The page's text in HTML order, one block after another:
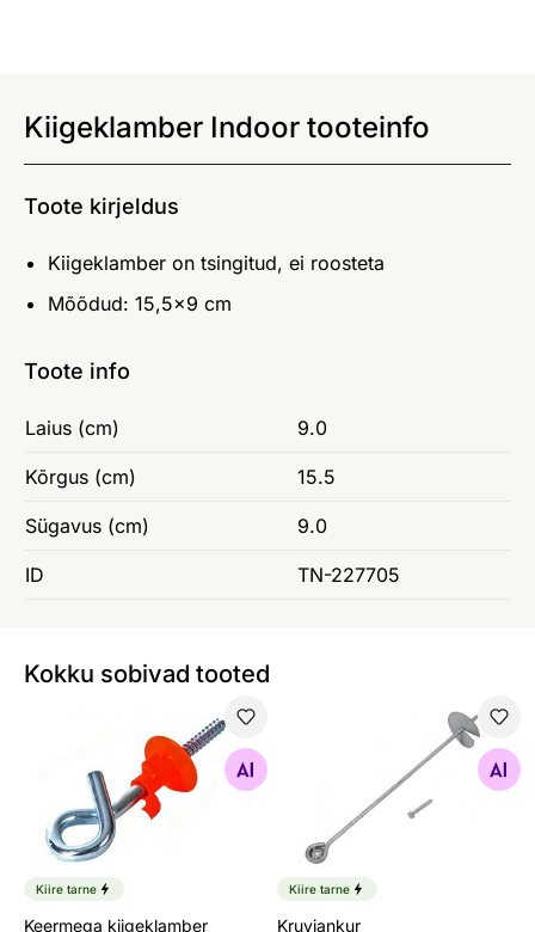
Kiigeklamber Indoor tooteinfo
Toote kirjeldus
Kiigeklamber on tsingitud, ei roosteta
Mõõdud: 15,5x9 cm
Toote info
Laius (cm) 9.0
Kõrgus (cm) 15.5
Sügavus (cm) 9.0
ID TN-227705
Kokku sobivad tooted
Keermega kiigeklamber
Otsi sarnaseid
Kiire tarne
Keermega kiigeklamber
Kruviankur mänguväljaku/
Otsi sarnaseid
Kiire tarne
Kruviankur